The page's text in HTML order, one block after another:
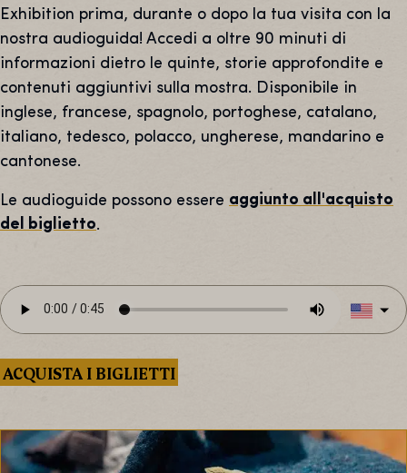
Exhibition prima, durante o dopo la tua visita con la
nostra audioguida! Accedi a oltre 90 minuti di
informazioni dietro le quinte, storie approfondite e
contenuti aggiuntivi sulla mostra. Disponibile in
inglese, francese, spagnolo, portoghese, catalano,
italiano, tedesco, polacco, ungherese, mandarino e
cantonese.
Le audioguide possono essere aggiunto all'acquisto
del biglietto.
ACQUISTA I BIGLIETTI